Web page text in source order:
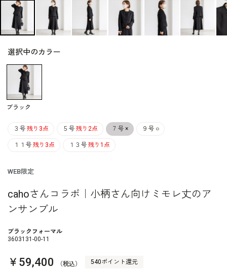
選択中のカラー
ブラック
３号 残り3点 ５号 残り2点 ７号 × ９号 ○
１１号 残り3点 １３号 残り1点
WEB限定
cahoさんコラボ｜小柄さん向けミモレ丈のア
ンサンブル
ブラックフォーマル
3603131-00-11
￥59,400 （税込） 540ポイント還元